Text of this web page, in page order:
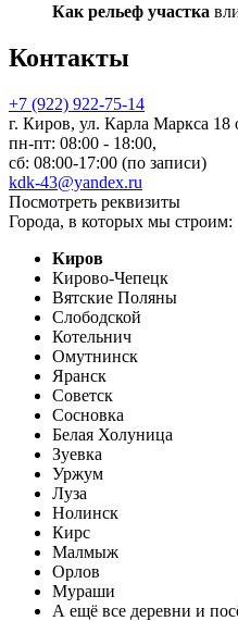
Как рельеф участка
Контакты
+7 (922) 922-75-14
г. Киров, ул. Карла Маркса 18
пн-пт: 08:00 - 18:00,
сб: 08:00-17:00 (по записи)
kdk-43@yandex.ru
Посмотреть реквизиты
Города, в которых мы строим:
Киров
Кирово-Чепецк
Вятские Поляны
Слободской
Котельнич
Омутнинск
Яранск
Советск
Сосновка
Белая Холуница
Зуевка
Уржум
Луза
Нолинск
Кирс
Малмыж
Орлов
Мураши
А ещё все деревни и